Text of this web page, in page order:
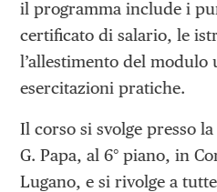
il programma include i
certificato di salario, le
l’allestimento del modulo
esercitazioni pratiche.
Il corso si svolge presso
G. Papa, al 6° piano, in
Lugano, e si rivolge a